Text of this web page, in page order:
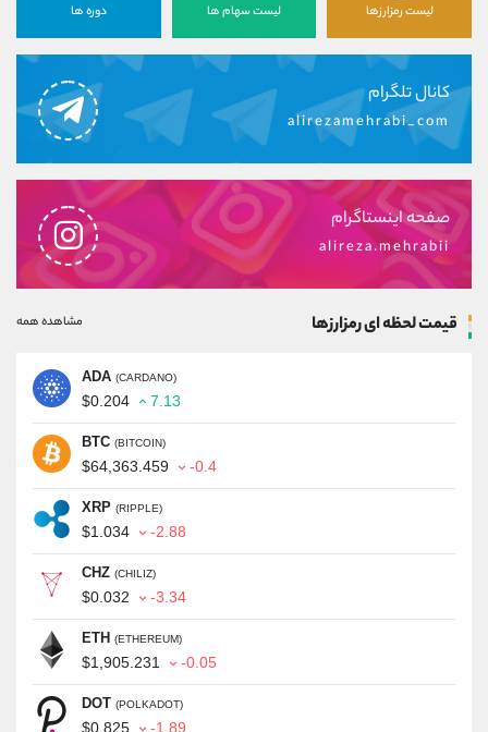
لیست رمزارزها لیست سهام ها دوره ها
کانال تلگرام
alirezamehrabi_com
صفحه اینستاگرام
alireza.mehrabii
قیمت لحظه ای رمزارزها مشاهده همه
ADA (CARDANO)
$0.204 7.13
BTC (BITCOIN)
$64,363.459 -0.4
XRP (RIPPLE)
$1.034 -2.88
CHZ (CHILIZ)
$0.032 -3.34
ETH (ETHEREUM)
$1,905.231 -0.05
DOT (POLKADOT)
$0.825 -1.89